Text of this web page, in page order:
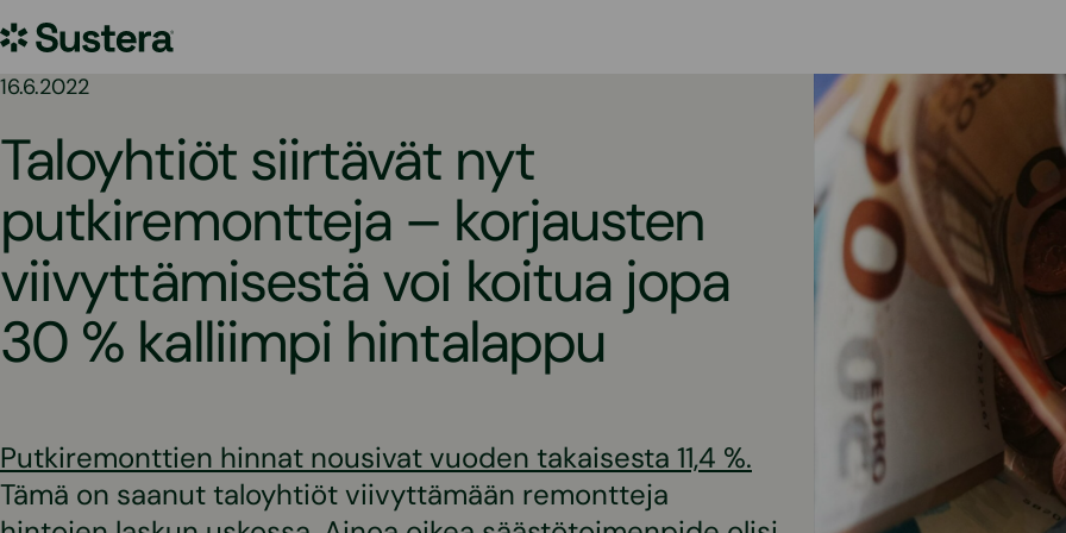
sisältöön
Sustera
16.6.2022
Taloyhtiöt siirtävät nyt
putkiremontteja – korjausten
viivyttämisestä voi koitua jopa
30 % kalliimpi hintalappu
Putkiremonttien hinnat nousivat vuoden takaisesta 11,4 %.
Tämä on saanut taloyhtiöt viivyttämään remontteja